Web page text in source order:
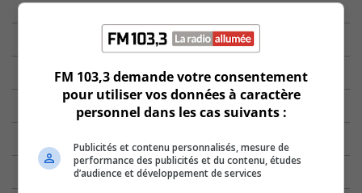
FM 103,3 demande votre consentement
pour utiliser vos données à caractère
personnel dans les cas suivants :
Publicités et contenu personnalisés, mesure de
performance des publicités et du contenu, études
d’audience et développement de services